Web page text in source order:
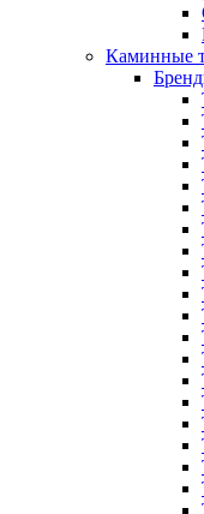
Каминные